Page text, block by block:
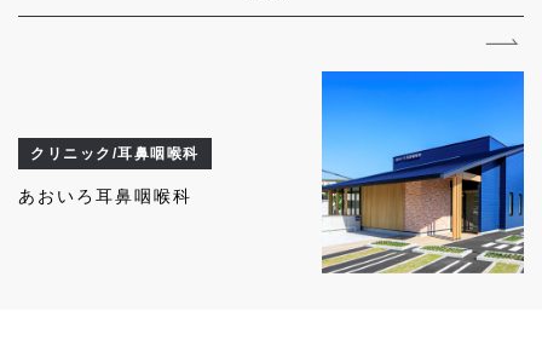
クリニック/耳鼻咽喉科
あおいろ耳鼻咽喉科